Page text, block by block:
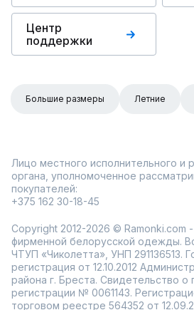
Центр
поддержки
Большие размеры Летние
Лицо местного исполнительного и
органа, уполномоченное
покупателей:
+375 162 30-18-45
Copyright 2012-2026 © Ramonki.com
фирменной белорусской одежды.
ЧТУП «Чиколетта», УНП 291136513.
регистрация от 12.10.2012
района г. Бреста. Свидетельство о
регистрации № 0061143.
торговом реестре 564352 от